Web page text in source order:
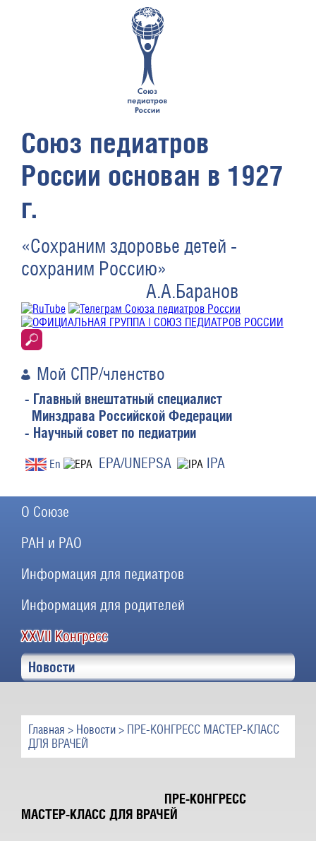
Союз педиатров
России основан в 1927
г.
«Сохраним здоровье детей -
сохраним Россию»
А.А.Баранов
Мой СПР/членство
- Главный внештатный специалист
Минздрава Российской Федерации
- Научный совет по педиатрии
En EPA/UNEPSA IPA
О Союзе
РАН и РАО
Информация для педиатров
Информация для родителей
XXVII Конгресс
Новости
Главная > Новости > ПРЕ-КОНГРЕСС МАСТЕР-КЛАСС
ДЛЯ ВРАЧЕЙ
ПРЕ-КОНГРЕСС
МАСТЕР-КЛАСС ДЛЯ ВРАЧЕЙ